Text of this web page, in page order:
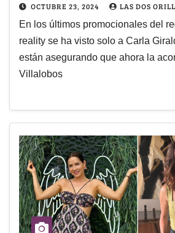
OCTUBRE 23, 2024 LAS DOS
En los últimos promocionales del
reality se ha visto solo a Carla
están asegurando que ahora la
Villalobos